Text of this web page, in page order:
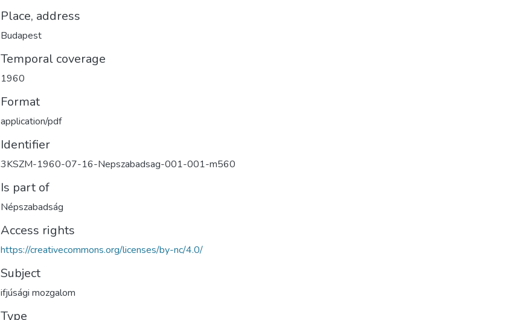
Place, address
Budapest
Temporal coverage
1960
Format
application/pdf
Identifier
3KSZM-1960-07-16-Nepszabadsag-001-001-m560
Is part of
Népszabadság
Access rights
https://creativecommons.org/licenses/by-nc/4.0/
Subject
ifjúsági mozgalom
Type